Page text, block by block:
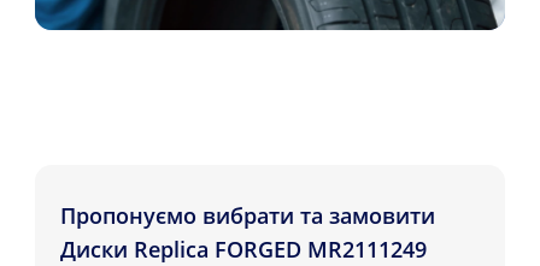
Пропонуємо вибрати та замовити
Диски Replica FORGED MR2111249